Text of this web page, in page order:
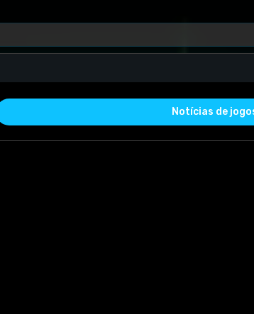
uma ampla gama de complementos, desde
Notícias de